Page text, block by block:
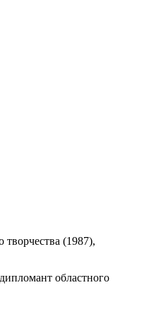
(1987),
областного